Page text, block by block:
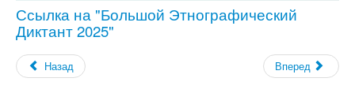
Ссылка на "Большой Этнографический
Диктант2025"
Назад Вперед